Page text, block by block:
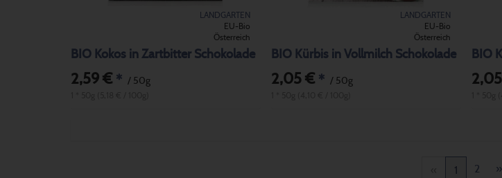
LANDGARTEN
EU-Bio
Österreich
BIO Kokos in Zartbitter Schokolade
2,59 € * / 50g
LANDGARTEN
EU-Bio
Österreich
BIO Kürbis in Vollmilch Schokolade
2,05 €* / 50g
BIO
1 2 »